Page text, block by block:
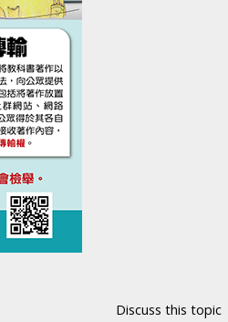
Discuss this topic